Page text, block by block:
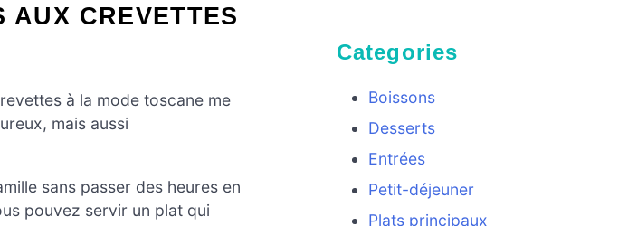
AUX CREVETTES
à la mode toscane me
mais aussi
sans passer des heures en
pouvez servir un plat qui
Categories
Boissons
Desserts
Entrées
Petit-déjeuner
Plats principaux